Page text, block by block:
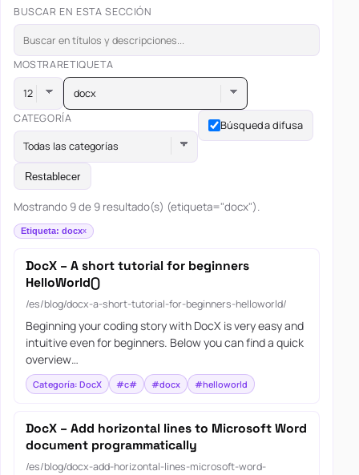
BUSCAR EN ESTA SECCIÓN
MOSTRARETIQUETA
docx
CATEGORÍA
Todas las categorías
Búsqueda difusa
Restablecer
Mostrando 9 de 9 resultado(s) (etiqueta="docx").
Etiqueta: docx
DocX – A short tutorial for beginners
HelloWorld()
/es/blog/docx-a-short-tutorial-for-beginners-helloworld/
Beginning your coding story with DocX is very easy and
intuitive even for beginners. Below you can find a quick
overview…
Categoría: DocX #c# #docx #helloworld
DocX – Add horizontal lines to Microsoft Word
document programmatically
/es/blog/docx-add-horizontal-lines-microsoft-word-